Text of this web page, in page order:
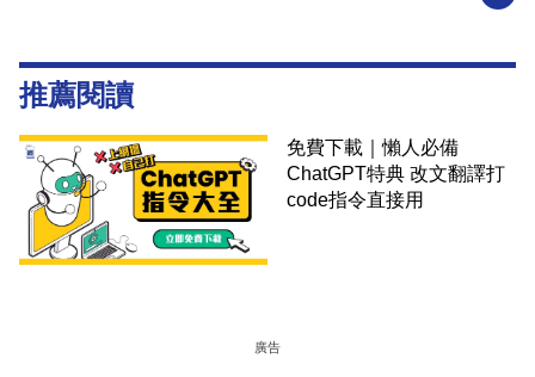
推薦閱讀
免費下載｜懶人必備
ChatGPT特典 改文翻譯打
code指令直接用
廣告